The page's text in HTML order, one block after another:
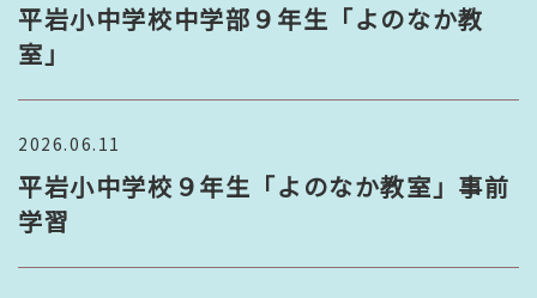
平岩小中学校中学部９年生「よのなか教
室」
2026.06.11
平岩小中学校９年生「よのなか教室」事前
学習